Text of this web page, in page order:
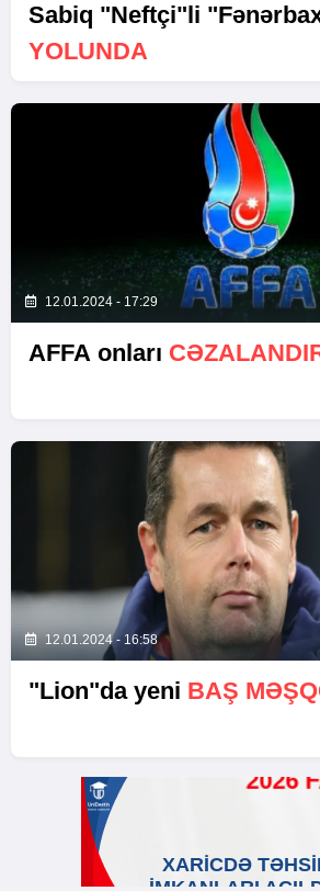
Sabiq "Neftçi"li
YOLUNDA
12.01.2024 - 17:29
AFFA onları
12.01.2024 - 16:58
"Lion"da yeni BAŞ